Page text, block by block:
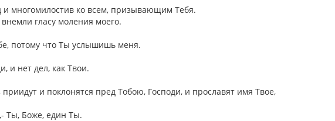
и многомилостив ко всем, призывающим Тебя.
гласу моления моего.
потому что Ты услышишь меня.
и нет дел, как Твои.
и поклонятся пред Тобою, Господи, и прославят имя Твое,
Ты, Боже, един Ты.